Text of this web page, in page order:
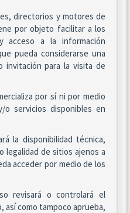
directorios y motores de
por objeto facilitar a los
acceso a la información
pueda considerarse una
invitación para la visita de
por sí ni por medio
servicios disponibles en
la disponibilidad técnica,
legalidad de sitios ajenos a
acceder por medio de los
revisará o controlará el
como tampoco aprueba,